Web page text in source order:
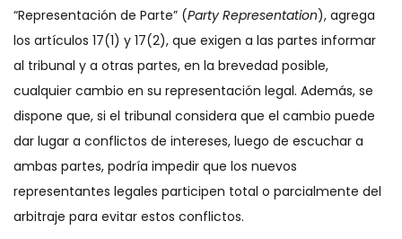
“Representación de Parte” (Party Representation), agrega
los artículos 17(1) y 17(2), que exigen a las partes informar
al tribunal y a otras partes, en la brevedad posible,
cualquier cambio en su representación legal. Además, se
dispone que, si el tribunal considera que el cambio puede
dar lugar a conflictos de intereses, luego de escuchar a
ambas partes, podría impedir que los nuevos
representantes legales participen total o parcialmente del
arbitraje para evitar estos conflictos.